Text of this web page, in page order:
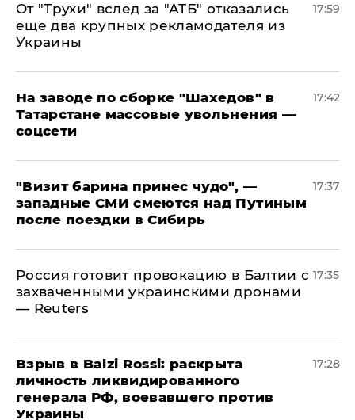
От "Трухи" вслед за "АТБ" отказались
еще два крупных рекламодателя из
Украины
17:59
На заводе по сборке "Шахедов" в
Татарстане массовые увольнения —
соцсети
17:42
"Визит барина принес чудо", —
западные СМИ смеются над Путиным
после поездки в Сибирь
17:37
​Россия готовит провокацию в Балтии с
захваченными украинскими дронами
— Reuters
17:35
​Взрыв в Balzi Rossi: раскрыта
личность ликвидированного
генерала РФ, воевавшего против
Украины
17:28